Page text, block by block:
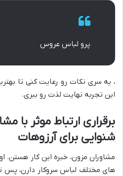
پرو لباس عروس
، یه سری نکات رو رعایت کنی تا
این تجربه نهایت لذت رو ببری.
برقراری ارتباط موثر با
شنوایی برای آرزوهات
مشاوران مزون، خبره این کار هستن.
های مختلف لباس سروکار دارن،